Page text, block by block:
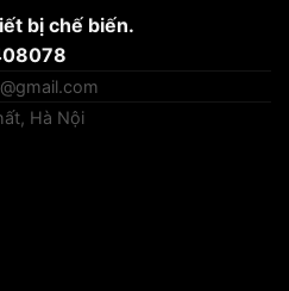
bị chế biến.
Hà Nội